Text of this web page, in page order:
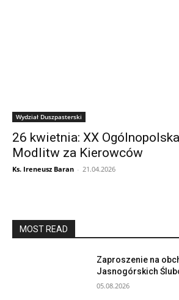
Wydział Duszpasterski
26 kwietnia: XX
Modlitw za Kierowców
Ks. Ireneusz Baran - 21.04.2026
MOST READ
Zaproszenie na
Jasnogórskich
05.08.2026